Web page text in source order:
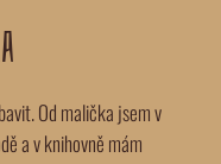
Od malička jsem v
a v knihovně mám